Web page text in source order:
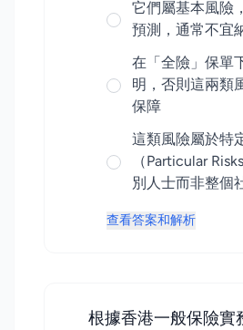
它們屬基本風險
預測，通常不宜
在「全險」保單
明，否則這兩類
保障
這類風險屬於特
（Particular
別人士而非整個
查看答案和解析
根據香港一般保險實